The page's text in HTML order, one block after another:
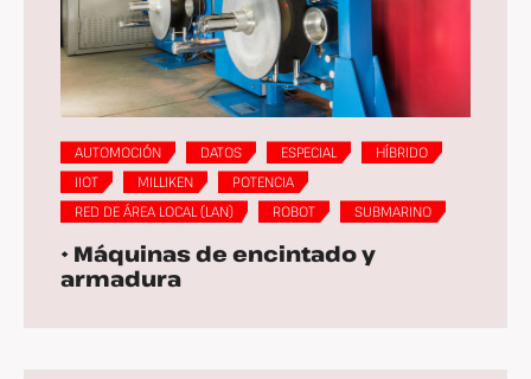
AUTOMOCIÓN DATOS ESPECIAL
HÍBRIDO
IIOT
MILLIKEN
POTENCIA
RED DE ÁREA LOCAL (LAN)
ROBOT SUBMARINO
• Máquinas de encintado y
armadura